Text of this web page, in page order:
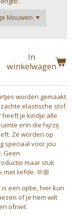
In
winkelwagen
worden gemaakt
elastische stof.
heeft je kindje alle
erin die hij/zij
Ze worden op
speciaal voor jou
Geen
maar stuk
met liefde. 🫶🏼
een optie, hier kun
of je hem wilt
ofniet.